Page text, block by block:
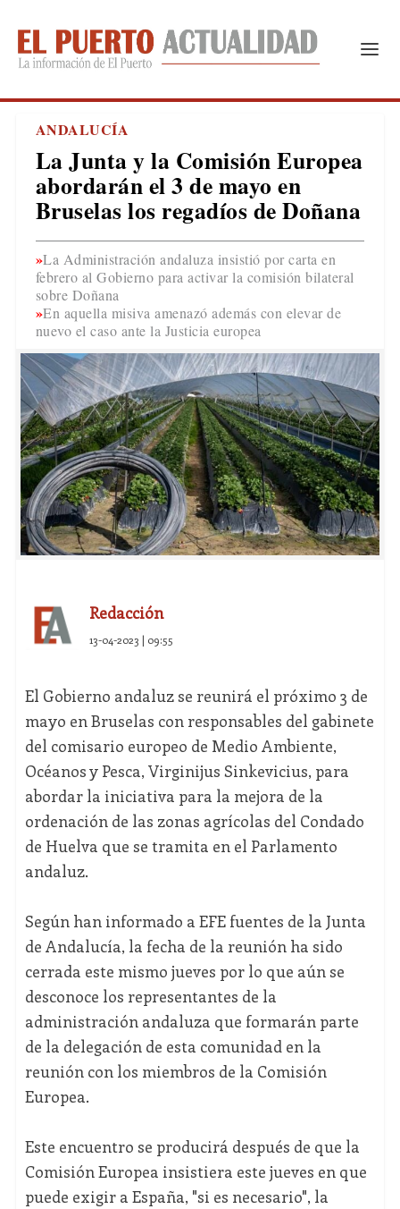
ANDALUCÍA
La Junta y la Comisión Europea
abordarán el 3 de mayo en
Bruselas los regadíos de Doñana
La Administración andaluza insistió por carta en
febrero al Gobierno para activar la comisión bilateral
sobre Doñana
En aquella misiva amenazó además con elevar de
nuevo el caso ante la Justicia europea
Redacción
13-04-2023 | 09:55
El Gobierno andaluz se reunirá el próximo 3 de
mayo en Bruselas con responsables del gabinete
del comisario europeo de Medio Ambiente,
Océanos y Pesca, Virginijus Sinkevicius, para
abordar la iniciativa para la mejora de la
ordenación de las zonas agrícolas del Condado
de Huelva que se tramita en el Parlamento
andaluz.
Según han informado a EFE fuentes de la Junta
de Andalucía, la fecha de la reunión ha sido
cerrada este mismo jueves por lo que aún se
desconoce los representantes de la
administración andaluza que formarán parte
de la delegación de esta comunidad en la
reunión con los miembros de la Comisión
Europea.
Este encuentro se producirá después de que la
Comisión Europea insistiera este jueves en que
puede exigir a España, "si es necesario", la